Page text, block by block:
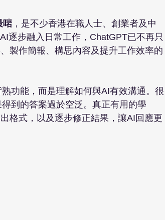
啱 ，是不少香港在職人士、創業者及中
逐步融入日常工作，ChatGPT已不再只
製作簡報、構思內容及提升工作效率的
功能，而是理解如何與AI有效溝通。很
到的答案過於空泛。真正有用的學
格式，以及逐步修正結果，讓AI回應更